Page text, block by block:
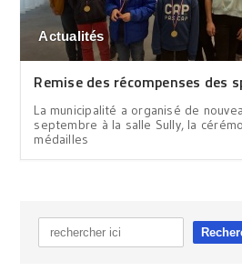
Actualités
Remise des récompenses des
La municipalité a organisé de
septembre à la salle Sully, la
médailles